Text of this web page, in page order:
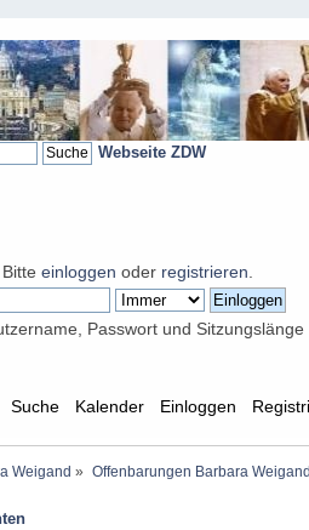
Webseite ZDW
. Bitte einloggen oder registrieren
Passwort und Sitzungslänge
Suche Kalender Einloggen
Weigand » Offenbarungen Barbara